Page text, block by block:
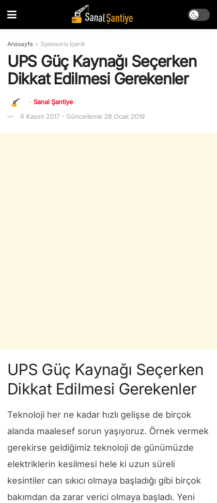
Anasayfa Sponsorlu İçerik
UPS Güç Kaynağı Seçerken
Dikkat Edilmesi Gerekenler
- Sanal Şantiye
6 Kasım 2017 - Güncelleme 28 Ocak 2019
UPS Güç Kaynağı Seçerken
Dikkat Edilmesi Gerekenler
Teknoloji her ne kadar hızlı gelişse de birçok
alanda maalesef sorun yaşıyoruz. Örnek vermek
gerekirse geldiğimiz teknoloji de günümüzde
elektriklerin kesilmesi hele ki uzun süreli
kesintiler can sıkıcı olmaya başladığı gibi birçok
bakımdan da zarar verici olmaya başladı. Yeni